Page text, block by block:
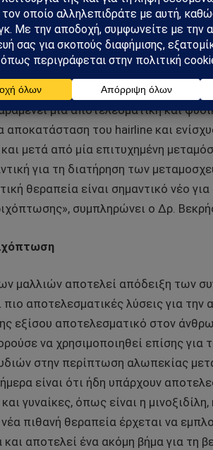
που δρουν παρατείνοντας
του αίματος στο τριχωτό της
Rich Plasma) μεσοθεραπεία
αυξητικούς παράγοντες στο
μαλλιών και βελτιώνοντας την
μία αποτελεσματική και
αποκατάσταση του hairline και
μετά από μία επιτυχημένη
για τη διατήρηση των
θεραπεία είναι σημαντικό νέο
συμπληρώνει ο Δρ.
μαλλιών αποτελεί απόδειξη των
αποτελεσματικές λύσεις για την
εξίσου αποτελεσματικό στον
να χρησιμοποιηθεί επίσης για
στην περίπτωση αλωπεκίας
είναι ότι ήδη υπάρχουν
γυναίκες, όπως είναι η μινοξιδίλη,
πιθανή θεραπεία έρχεται να
αποτελεί ένα ακόμη βήμα για τη